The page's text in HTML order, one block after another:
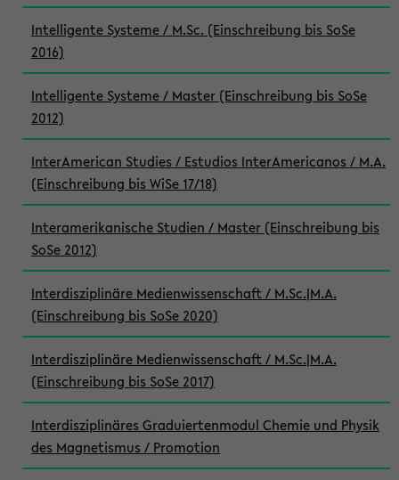
Intelligente Systeme / M.Sc. (Einschreibung bis SoSe
2016)
Intelligente Systeme / Master (Einschreibung bis SoSe
2012)
InterAmerican Studies / Estudios InterAmericanos / M.A.
(Einschreibung bis WiSe 17/18)
Interamerikanische Studien / Master (Einschreibung bis
SoSe 2012)
Interdisziplinäre Medienwissenschaft / M.Sc.|M.A.
(Einschreibung bis SoSe 2020)
Interdisziplinäre Medienwissenschaft / M.Sc.|M.A.
(Einschreibung bis SoSe 2017)
Interdisziplinäres Graduiertenmodul Chemie und Physik
des Magnetismus / Promotion